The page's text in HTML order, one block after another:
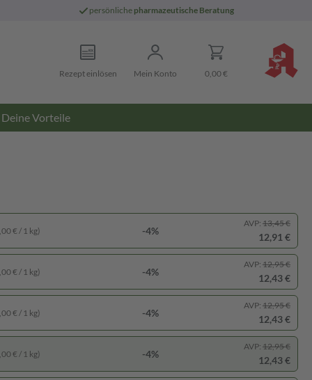
persönliche pharmazeutische Beratung
Rezept einlösen Mein Konto 0,00 €
Deine Vorteile
€ / 1 kg) -4%
AVP: 13,45 €
12,91 €
€ / 1 kg) -4%
AVP: 12,95 €
12,43 €
€ / 1 kg) -4%
AVP: 12,95 €
12,43 €
€ / 1 kg) -4%
AVP: 12,95 €
12,43 €